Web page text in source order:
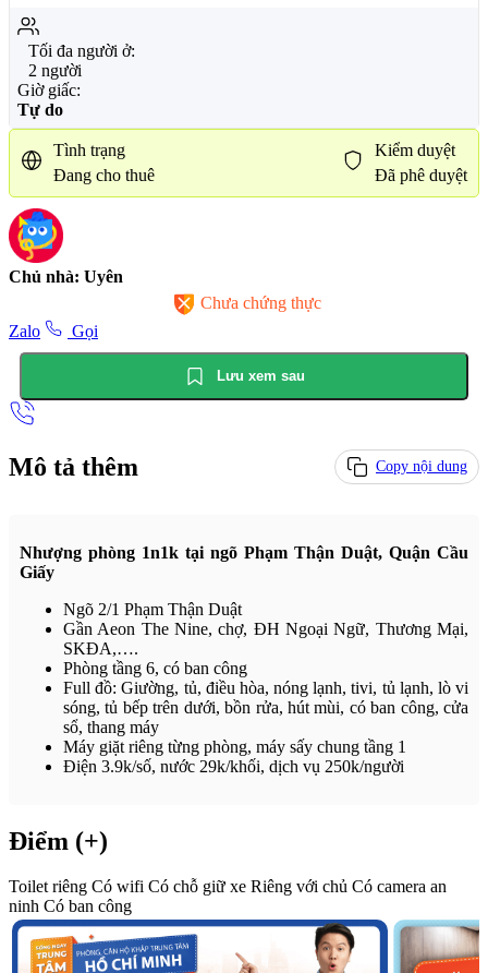
Tối đa người ở:
2 người
Giờ giấc:
Tự do
Tình trạng
Đang cho thuê
Kiểm duyệt
Đã phê duyệt
Chủ nhà: Uyên
Chưa chứng thực
Zalo
Gọi
Lưu xem sau
Mô tả thêm Copy nội dung
Nhượng phòng 1n1k tại ngõ Phạm Thận Duật, Quận Cầu
Giấy
Ngõ 2/1 Phạm Thận Duật
Gần Aeon The Nine, chợ, ĐH Ngoại Ngữ, Thương Mại,
SKĐA,….
Phòng tầng 6, có ban công
Full đồ: Giường, tủ, điều hòa, nóng lạnh, tivi, tủ lạnh, lò vi
sóng, tủ bếp trên dưới, bồn rửa, hút mùi, có ban công, cửa
sổ, thang máy
Máy giặt riêng từng phòng, máy sấy chung tầng 1
Điện 3.9k/số, nước 29k/khối, dịch vụ 250k/người
Điểm (+)
Toilet riêng Có wifi Có chỗ giữ xe Riêng với chủ Có camera an
ninh Có ban công